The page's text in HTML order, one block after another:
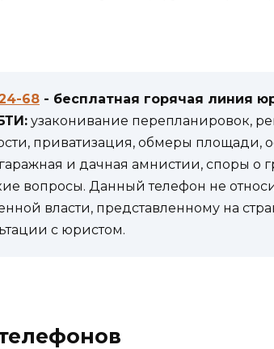
68 - бесплатная горячая линия
узаконивание перепланировок,
приватизация, обмеры площади,
и дачная амнистии, споры о
вопросы. Данный телефон не
власти, представленному на
с юристом.